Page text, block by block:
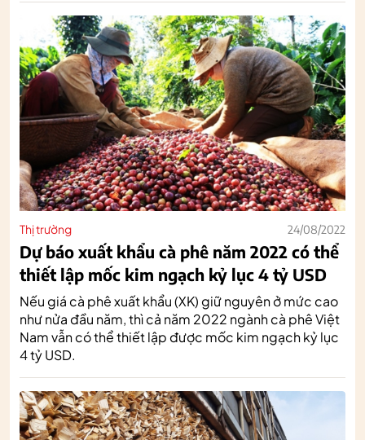
Thị trường 24/08/2022
Dự báo xuất khẩu cà phê năm 2022 có thể
thiết lập mốc kim ngạch kỷ lục 4 tỷ USD
Nếu giá cà phê xuất khẩu (XK) giữ nguyên ở mức cao
như nửa đầu năm, thì cả năm 2022 ngành cà phê Việt
Nam vẫn có thể thiết lập được mốc kim ngạch kỷ lục
4 tỷ USD.